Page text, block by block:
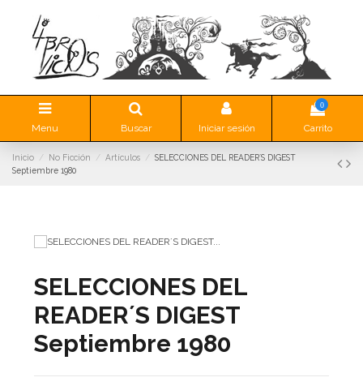
Menu Buscar Iniciar sesión
0
Carrito
Inicio No Ficción Artículos
SELECCIONES DEL READER´S DIGEST
Septiembre 1980
SELECCIONES DEL
READER´S DIGEST
Septiembre 1980